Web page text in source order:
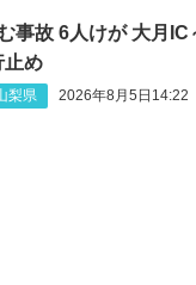
事故 6人けが 大月IC
止め
梨県 2026年8月5日14:22